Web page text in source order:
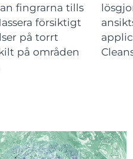
fingrarna tills
försiktigt
på torrt
på områden